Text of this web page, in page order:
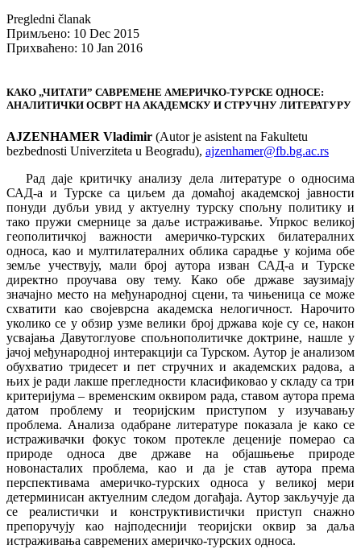
Pregledni članak
Примљено: 10 Dec 2015
Прихваћено: 10 Jan 2016
КАКО „ЧИТАТИ” САВРЕМЕНЕ АМЕРИЧКО-ТУРСКЕ ОДНОСЕ:
АНАЛИТИЧКИ ОСВРТ НА АКАДЕМСКУ И СТРУЧНУ ЛИТЕРАТУРУ
AJZENHAMER Vladimir (Autor je asistent na Fakultetu
bezbednosti Univerziteta u Beogradu), ajzenhamer@fb.bg.ac.rs
Рад даје критичку анализу дела литературе о односима
САД-а и Турске са циљем да домаћој академској јавности
понуди дубљи увид у актуелну турску спољну политику и
тако пружи смернице за даље истраживање. Упркос великој
геополитичкој важности америчко-турских билатералних
односа, као и мултилатералних облика сарадње у којима обе
земље учествују, мали број аутора изван САД-а и Турске
директно проучава ову тему. Како обе државе заузимају
значајно место на међународној сцени, та чињеница се може
схватити као својеврсна академска нелогичност. Нарочито
уколико се у обзир узме велики број држава које су се, након
усвајања Давутоглуове спољнополитичке доктрине, нашле у
јачој међународној интеракцији са Турском. Аутор је анализом
обухватио тридесет и пет стручних и академских радова, а
њих је ради лакше прегледности класификовао у складу са три
критеријума – временским оквиром рада, ставом аутора према
датом проблему и теоријским приступом у изучавању
проблема. Анализа одабране литературе показала је како се
истраживачки фокус током протекле деценије померао са
природе односа две државе на објашњење природе
новонасталих проблема, као и да је став аутора према
перспективама америчко-турских односа у великој мери
детерминисан актуелним следом догађаја. Аутор закључује да
се реалистички и конструктивистички приступ снажно
препоручују као најподеснији теоријски оквир за даља
истраживања савремених америчко-турских односа.